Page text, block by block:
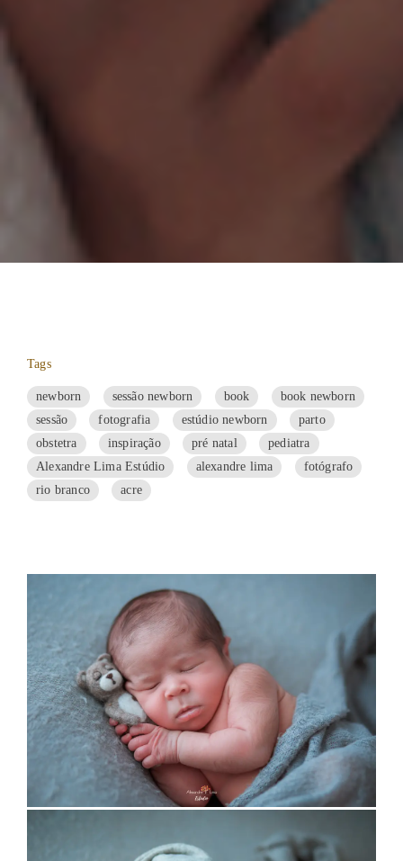
Tags
newborn sessão newborn book
book newborn
sessão
fotografia estúdio newborn
parto
obstetra
inspiração pré natal
pediatra
Alexandre Lima Estúdio
alexandre lima
fotógrafo
rio branco
acre